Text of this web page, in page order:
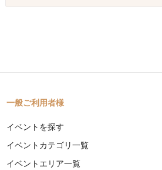
一般ご利用者様
イベントを探す
イベントカテゴリ一覧
イベントエリア一覧